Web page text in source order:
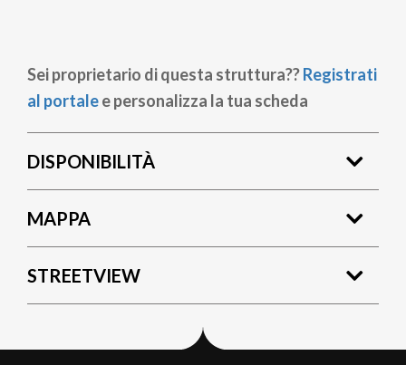
Sei proprietario di questa struttura??Registrati
al portalee personalizza la tua scheda
DISPONIBILITÀ
MAPPA
STREETVIEW